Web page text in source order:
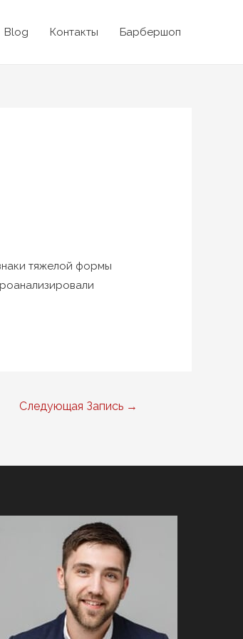
Blog Контакты Барбершоп
тяжелой формы
Следующая Запись →